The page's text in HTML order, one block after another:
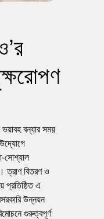
বন্যার সময়
সোশ্যাল
ত্রাণ বিতরণ ও
প্রতিষ্ঠিত এ
উন্নয়ন
গুরুত্বপূর্ণ